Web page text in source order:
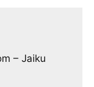
– Jaiku